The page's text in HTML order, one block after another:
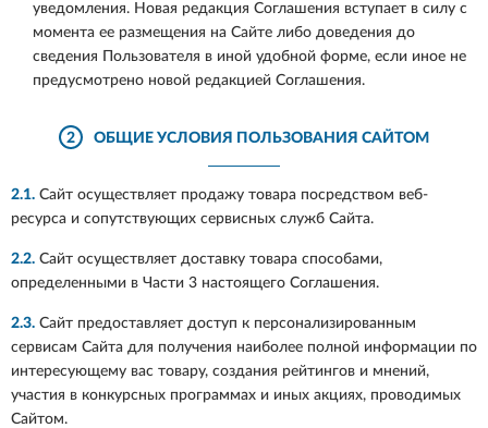
уведомления. Новая редакция Соглашения вступает в силу с
момента ее размещения на Сайте либо доведения до
сведения Пользователя в иной удобной форме, если иное не
предусмотрено новой редакцией Соглашения.
2 ОБЩИЕ УСЛОВИЯ ПОЛЬЗОВАНИЯ САЙТОМ
2.1. Сайт осуществляет продажу товара посредством веб-
ресурса и сопутствующих сервисных служб Сайта.
2.2. Сайт осуществляет доставку товара способами,
определенными в Части 3 настоящего Соглашения.
2.3. Сайт предоставляет доступ к персонализированным
сервисам Сайта для получения наиболее полной информации по
интересующему вас товару, создания рейтингов и мнений,
участия в конкурсных программах и иных акциях, проводимых
Сайтом.